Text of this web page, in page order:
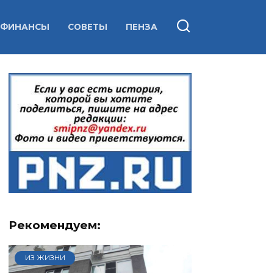
ФИНАНСЫ СОВЕТЫ ПЕНЗА
Рекомендуем:
ИЗ ЖИЗНИ